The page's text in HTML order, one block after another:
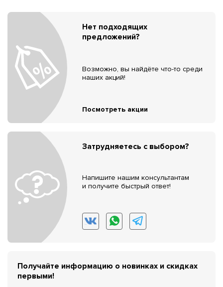
Нет подходящих
предложений?
Возможно, вы найдёте что-то среди
наших акций!
Посмотреть акции
Затрудняетесь с выбором?
Напишите нашим консультантам
и получите быстрый ответ!
Получайте информацию о новинках и скидках
первыми!